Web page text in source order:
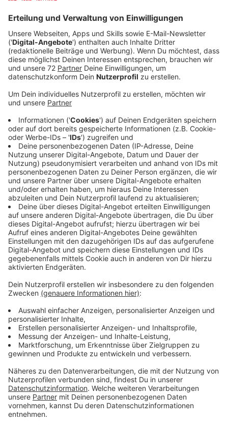
Zutaten:
500 g Schweinefleisch aus der Schulter
250 g Zwiebeln
2 Knoblauchzehen
100 g Butter
½ l Geflügelfond
Meersalz
Pfeffer aus der Mühle
1 TL Kümmelsamen
1 TL gerebelter Majoran
1 frisches Lorbeerblatt
2 Wacholderbeeren
250 g Sauerkraut vom Biobauern
je 1 rote und gelbe Paprikaschote
4 EL saure Sahne
Garnitur nach Wahl
Dazu:
4 Scheiben rustikales Bauernbrot
Anzeige
Und so bereitet ihr das Essen zu
Anzeige
Das Schweinefleisch in mundgerechte Stücke
schneiden. Die Zwiebel und den Knoblauch
schälen und in feine Würfel schneiden. Den